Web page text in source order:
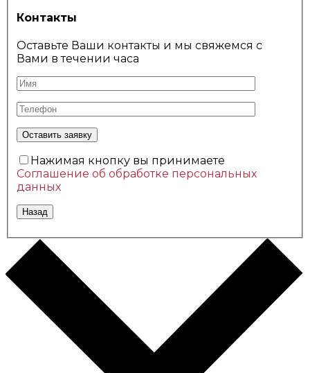
Контакты
Оставьте Ваши контакты и мы свяжемся с
Вами в течении часа
Нажимая кнопку вы принимаете
Соглашение об обработке персональных
данных
Назад